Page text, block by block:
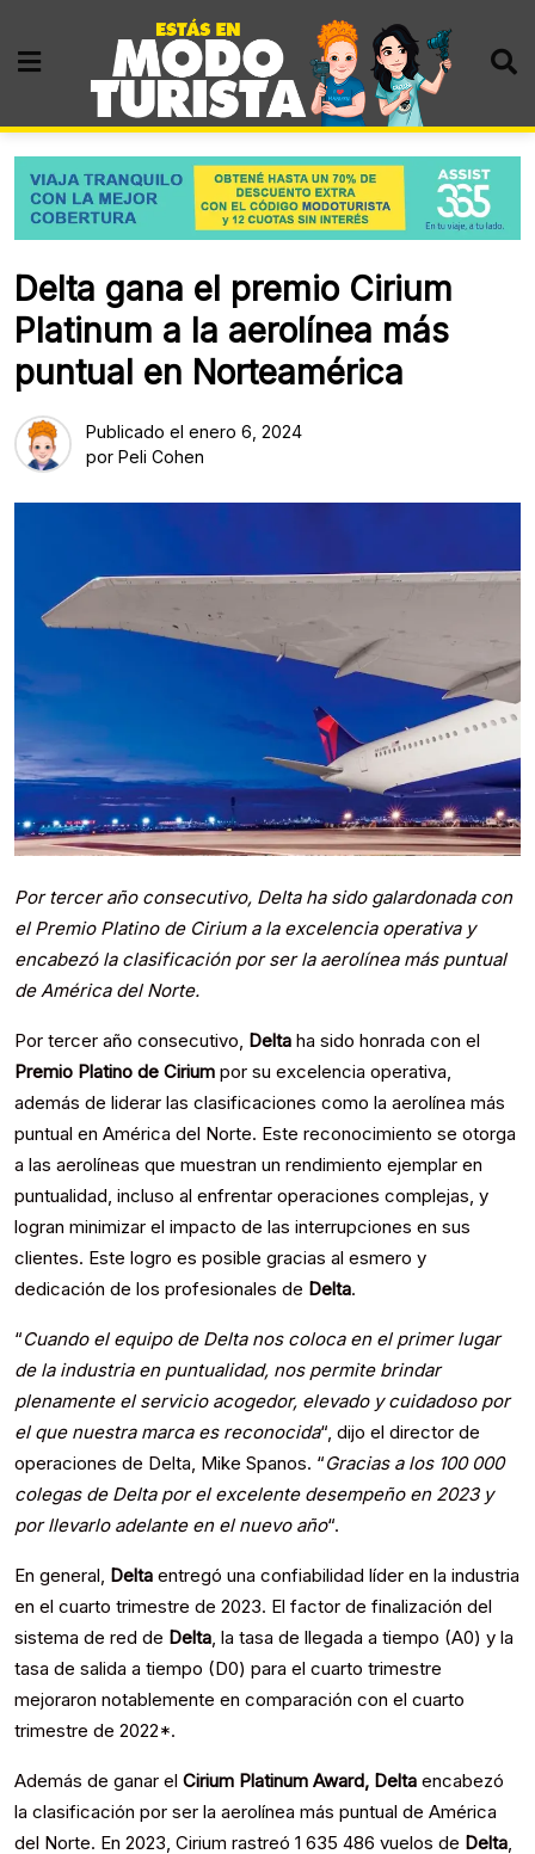
content
Delta gana el premio Cirium
Platinum a la aerolínea más
puntual en Norteamérica
Publicado el enero 6, 2024
por Peli Cohen
Por tercer año consecutivo, Delta ha sido galardonada con
el Premio Platino de Cirium a la excelencia operativa y
encabezó la clasificación por ser la aerolínea más puntual
de América del Norte.
Por tercer año consecutivo, Delta ha sido honrada con el
Premio Platino de Cirium por su excelencia operativa,
además de liderar las clasificaciones como la aerolínea más
puntual en América del Norte. Este reconocimiento se otorga
a las aerolíneas que muestran un rendimiento ejemplar en
puntualidad, incluso al enfrentar operaciones complejas, y
logran minimizar el impacto de las interrupciones en sus
clientes. Este logro es posible gracias al esmero y
dedicación de los profesionales de Delta.
“Cuando el equipo de Delta nos coloca en el primer lugar
de la industria en puntualidad, nos permite brindar
plenamente el servicio acogedor, elevado y cuidadoso por
el que nuestra marca es reconocida“, dijo el director de
operaciones de Delta, Mike Spanos. “Gracias a los 100 000
colegas de Delta por el excelente desempeño en 2023 y
por llevarlo adelante en el nuevo año“.
En general, Delta entregó una confiabilidad líder en la industria
en el cuarto trimestre de 2023. El factor de finalización del
sistema de red de Delta, la tasa de llegada a tiempo (A0) y la
tasa de salida a tiempo (D0) para el cuarto trimestre
mejoraron notablemente en comparación con el cuarto
trimestre de 2022*.
Además de ganar el Cirium Platinum Award, Delta encabezó
la clasificación por ser la aerolínea más puntual de América
del Norte. En 2023, Cirium rastreó 1 635 486 vuelos de Delta,